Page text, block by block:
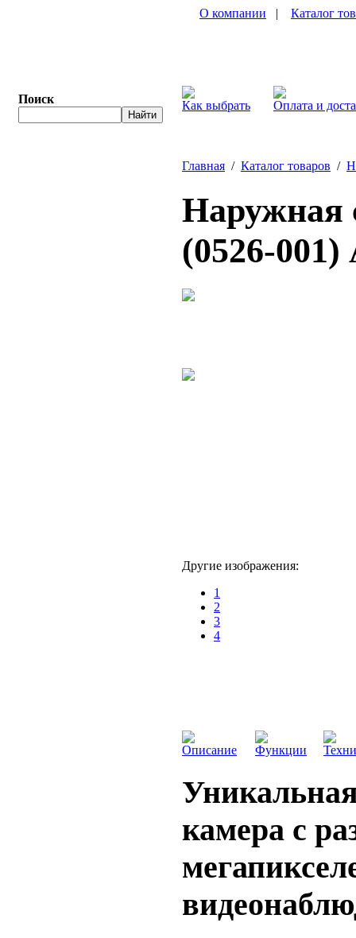
Поиск
О компании | Каталог
Как выбрать Оплата и
Главная / Каталог товаров /
Наружная
(0526-001)
Другие изображения:
1
2
3
4
Описание Функции
камера с